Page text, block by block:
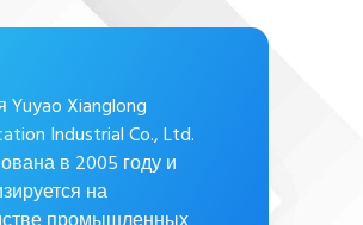
Xianglong
Industrial Co., Ltd.
в 2005 году и
на